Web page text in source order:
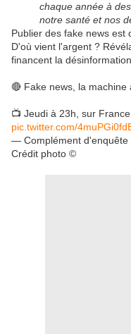
chaque année à
notre santé et nos
Publier des fake news est
D'où vient l'argent ?
financent la
🔴 Fake news, la machine
📺 Jeudi à 23h, sur
pic.twitter.com/
— Complément d'enquête
Crédit photo ©